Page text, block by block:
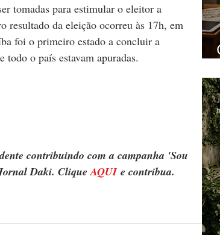
tomadas para estimular o eleitor a
resultado da eleição ocorreu às 17h, em
foi o primeiro estado a concluir a
todo o país estavam apuradas.
contribuindo com a campanha 'Sou
Daki. Clique AQUI e contribua.